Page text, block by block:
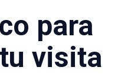
para
visita